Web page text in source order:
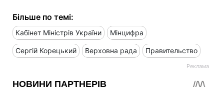
Більше по темі:
Кабінет Міністрів України Мінцифра
Сергій Корецький Верховна рада Правительство